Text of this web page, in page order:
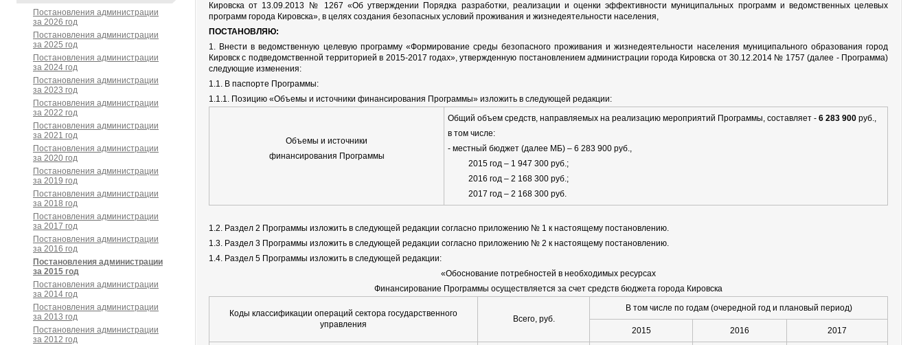
Кировска от 13.09.2013 № 1267 «Об утверждении Порядка разработки, реализации и оценки эффективности муниципальных программ и ведомственных целевых
программ города Кировска», в целях создания безопасных условий проживания и жизнедеятельности населения,
ПОСТАНОВЛЯЮ:
1. Внести в ведомственную целевую программу «Формирование среды безопасного проживания и жизнедеятельности населения муниципального образования город
Кировск с подведомственной территорией в 2015-2017 годах», утвержденную постановлением администрации города Кировска от 30.12.2014 № 1757 (далее - Программа)
следующие изменения:
1.1. В паспорте Программы:
1.1.1. Позицию «Объемы и источники финансирования Программы» изложить в следующей редакции:
Объемы и источники
финансирования Программы
Общий объем средств, направляемых на реализацию мероприятий Программы, составляет - 6 283 900 руб.,
в том числе:
- местный бюджет (далее МБ) – 6 283 900 руб.,
2015 год – 1 947 300 руб.;
2016 год – 2 168 300 руб.;
2017 год – 2 168 300 руб.
1.2. Раздел 2 Программы изложить в следующей редакции согласно приложению № 1 к настоящему постановлению.
1.3. Раздел 3 Программы изложить в следующей редакции согласно приложению № 2 к настоящему постановлению.
1.4. Раздел 5 Программы изложить в следующей редакции:
«Обоснование потребностей в необходимых ресурсах
Финансирование Программы осуществляется за счет средств бюджета города Кировска
Коды классификации операций сектора государственного
управления
Всего, руб.
В том числе по годам (очередной год и плановый период)
2015 2016 2017
Постановления администрации
за 2026 год
Постановления администрации
за 2025 год
Постановления администрации
за 2024 год
Постановления администрации
за 2023 год
Постановления администрации
за 2022 год
Постановления администрации
за 2021 год
Постановления администрации
за 2020 год
Постановления администрации
за 2019 год
Постановления администрации
за 2018 год
Постановления администрации
за 2017 год
Постановления администрации
за 2016 год
Постановления администрации
за 2015 год
Постановления администрации
за 2014 год
Постановления администрации
за 2013 год
Постановления администрации
за 2012 год